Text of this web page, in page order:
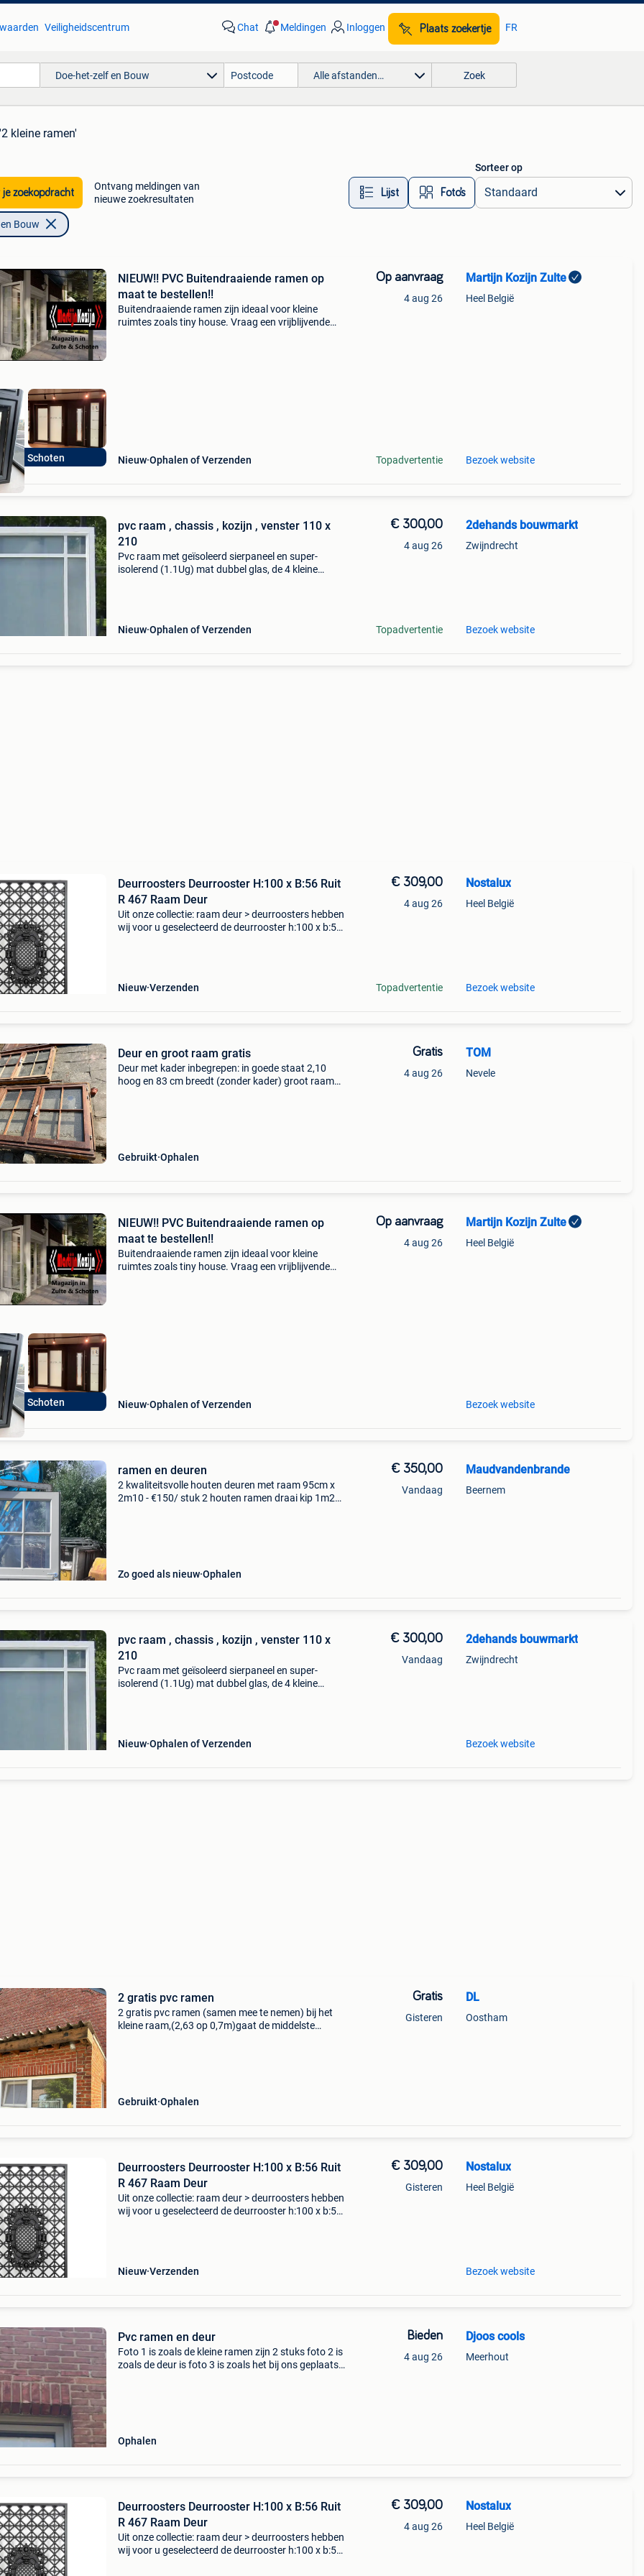
Veiligheidscentrum Chat Meldingen Inloggen Plaats zoekertje FR
Doe-het-zelf en Bouw Alle afstanden… Zoek
kleine ramen'
je zoekopdracht
Ontvang meldingen van
nieuwe zoekresultaten
Lijst Foto’s
Sorteer op
Bouw
en Schoten
NIEUW!! PVC Buitendraaiende ramen op
maat te bestellen!!
Buitendraaiende ramen zijn ideaal voor kleine
ruimtes zoals tiny house. Vraag een vrijblijvende
Nieuw Ophalen of Verzenden
Op aanvraag
4 aug 26
Topadvertentie
Martijn Kozijn Zulte
Heel België
Bezoek website
pvc raam , chassis , kozijn , venster 110 x
210
Pvc raam met geïsoleerd sierpaneel en super-
isolerend (1.1Ug) mat dubbel glas, de 4 kleine
Nieuw Ophalen of Verzenden
€ 300,00
4 aug 26
Topadvertentie
2dehands bouwmarkt
Zwijndrecht
Bezoek website
Deurroosters Deurrooster H:100 x B:56 Ruit
R 467 Raam Deur
Uit onze collectie: raam deur > deurroosters hebben
wij voor u geselecteerd de deurrooster h:100 x b:56
Nieuw Verzenden
€ 309,00
4 aug 26
Topadvertentie
Nostalux
Heel België
Bezoek website
Deur en groot raam gratis
Deur met kader inbegrepen: in goede staat 2,10
hoog en 83 cm breedt (zonder kader) groot raam
Gebruikt Ophalen
Gratis
4 aug 26
TOM
Nevele
en Schoten
NIEUW!! PVC Buitendraaiende ramen op
maat te bestellen!!
Buitendraaiende ramen zijn ideaal voor kleine
ruimtes zoals tiny house. Vraag een vrijblijvende
Nieuw Ophalen of Verzenden
Op aanvraag
4 aug 26
Martijn Kozijn Zulte
Heel België
Bezoek website
ramen en deuren
2 kwaliteitsvolle houten deuren met raam 95cm x
2m10 - €150/ stuk 2 houten ramen draai kip 1m20
Zo goed als nieuw Ophalen
€ 350,00
Vandaag
Maudvandenbrande
Beernem
pvc raam , chassis , kozijn , venster 110 x
210
Pvc raam met geïsoleerd sierpaneel en super-
isolerend (1.1Ug) mat dubbel glas, de 4 kleine
Nieuw Ophalen of Verzenden
€ 300,00
Vandaag
2dehands bouwmarkt
Zwijndrecht
Bezoek website
2 gratis pvc ramen
2 gratis pvc ramen (samen mee te nemen) bij het
kleine raam,(2,63 op 0,7m)gaat de middelste
Gebruikt Ophalen
Gratis
Gisteren
DL
Oostham
Deurroosters Deurrooster H:100 x B:56 Ruit
R 467 Raam Deur
Uit onze collectie: raam deur > deurroosters hebben
wij voor u geselecteerd de deurrooster h:100 x b:56
Nieuw Verzenden
€ 309,00
Gisteren
Nostalux
Heel België
Bezoek website
Pvc ramen en deur
Foto 1 is zoals de kleine ramen zijn 2 stuks foto 2 is
zoals de deur is foto 3 is zoals het bij ons geplaatst
Ophalen
Bieden
4 aug 26
Djoos cools
Meerhout
Deurroosters Deurrooster H:100 x B:56 Ruit
R 467 Raam Deur
Uit onze collectie: raam deur > deurroosters hebben
wij voor u geselecteerd de deurrooster h:100 x b:56
€ 309,00
4 aug 26
Nostalux
Heel België